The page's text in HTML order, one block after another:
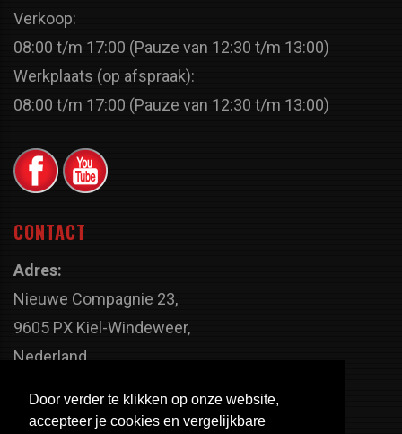
Door verder te klikken op onze website,
accepteer je cookies en vergelijkbare
Verkoop:
08:00 t/m 17:00 (Pauze van 12:30 t/m 13:00)
Werkplaats (op afspraak):
08:00 t/m 17:00 (Pauze van 12:30 t/m 13:00)
CONTACT
Adres:
Nieuwe Compagnie 23,
9605 PX Kiel-Windeweer,
Nederland
+31 598 - 320 402